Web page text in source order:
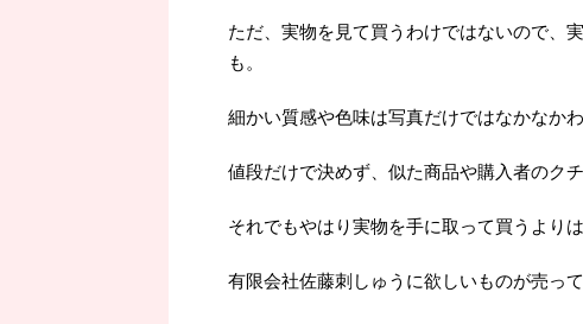
ただ、実物を見て買うわけではないので、
も。
細かい質感や色味は写真だけではなかなか
値段だけで決めず、似た商品や購入者のク
それでもやはり実物を手に取って買うより
有限会社佐藤刺しゅうに欲しいものが売っ